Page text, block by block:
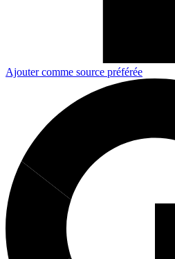
Ajouter comme source préférée